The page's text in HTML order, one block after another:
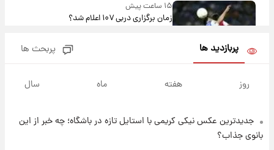
۱۵ ساعت پیش
زمان برگزاری دربی ۱۰۷ اعلام شد؟
جزئیات
۱۶ ساعت پیش
پربازدید ها پربحث ها
روز هفته ماه سال
جدیدترین عکس نیکی کریمی با استایل تازه در باشگاه؛ چه خبر از این
بانوی جذاب؟